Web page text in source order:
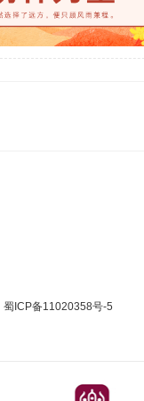
蜀ICP备11020358号-5